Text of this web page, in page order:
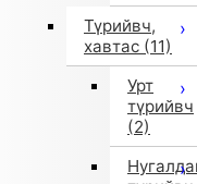
Түрийвч,
хавтас (11)
Урт
түрийвч
(2)